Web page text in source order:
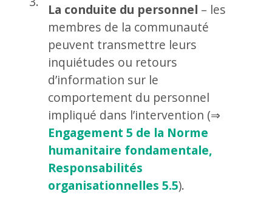
La conduite du personnel – les
membres de la communauté
peuvent transmettre leurs
inquiétudes ou retours
d’information sur le
comportement du personnel
impliqué dans l’intervention (⇒
Engagement 5 de la Norme
humanitaire fondamentale,
Responsabilités
organisationnelles 5.5).